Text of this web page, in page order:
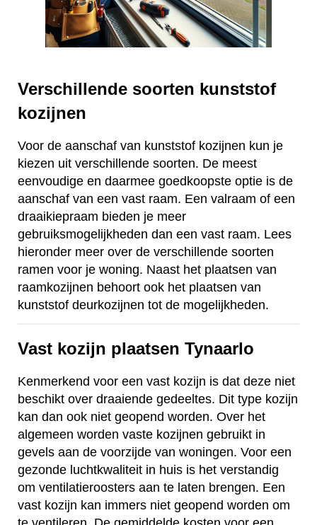
Verschillende soorten kunststof
kozijnen
Voor de aanschaf van kunststof kozijnen kun je
kiezen uit verschillende soorten. De meest
eenvoudige en daarmee goedkoopste optie is de
aanschaf van een vast raam. Een valraam of een
draaikiepraam bieden je meer
gebruiksmogelijkheden dan een vast raam. Lees
hieronder meer over de verschillende soorten
ramen voor je woning. Naast het plaatsen van
raamkozijnen behoort ook het plaatsen van
kunststof deurkozijnen tot de mogelijkheden.
Vast kozijn plaatsen Tynaarlo
Kenmerkend voor een vast kozijn is dat deze niet
beschikt over draaiende gedeeltes. Dit type kozijn
kan dan ook niet geopend worden. Over het
algemeen worden vaste kozijnen gebruikt in
gevels aan de voorzijde van woningen. Voor een
gezonde luchtkwaliteit in huis is het verstandig
om ventilatieroosters aan te laten brengen. Een
vast kozijn kan immers niet geopend worden om